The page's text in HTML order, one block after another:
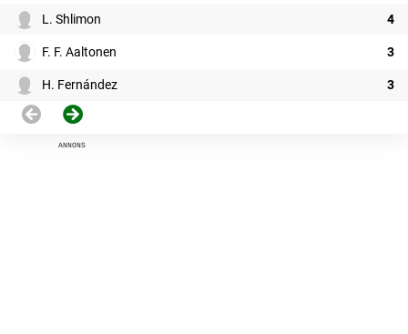
L. Shlimon 4
F. F. Aaltonen 3
H. Fernández 3
ANNONS